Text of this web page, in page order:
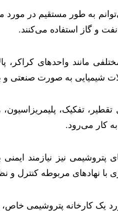
به طور مستقیم در
و گاز استفاده می‌کنند.
مانند واحدهای کراکر،
شیمیایی به صورت صنعتی و
تقطیر، تفکیک،
به کار می‌رود.
پتروشیمی نیز نیازمند
با نهادهای مربوطه کنترل
یک کارخانه پتروشیمی